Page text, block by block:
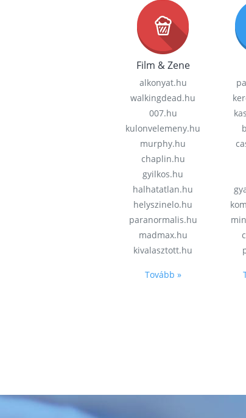
Film & Zene
alkonyat.hu
walkingdead.hu
007.hu
kulonvelemeny.hu
murphy.hu
chaplin.hu
gyilkos.hu
halhatatlan.hu
helyszinelo.hu
paranormalis.hu
madmax.hu
kivalasztott.hu
Tovább »